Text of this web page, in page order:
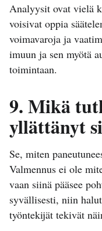
Analyysit ovat vielä
voisivat oppia
voimavaroja ja
imuun ja sen myötä
toimintaan.
9. Mikä
yllättänyt
Se, miten
Valmennus ei ole
vaan siinä pääsee
syvällisesti, niin
työntekijät tekivät